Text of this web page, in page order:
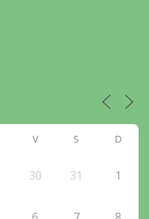
V S D
30 31 1